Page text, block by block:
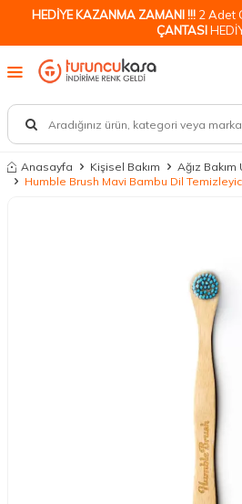
HEDİYE KAZANMA ZAMANI !!! 2 Adet
ÇANTASI
Anasayfa Kişisel Bakım Ağız Bakım
Humble Brush Mavi Bambu Dil